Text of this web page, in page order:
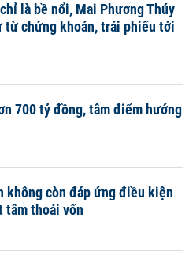
là bề nổi, Mai Phương Thúy
từ chứng khoán, trái phiếu tới
700 tỷ đồng, tâm điểm hướng
không còn đáp ứng điều kiện
tâm thoái vốn